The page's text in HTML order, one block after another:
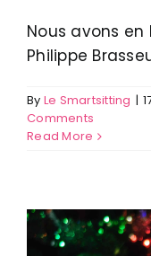
Nous avons
Philippe
By Le Smartsitting |
Comments
Read More